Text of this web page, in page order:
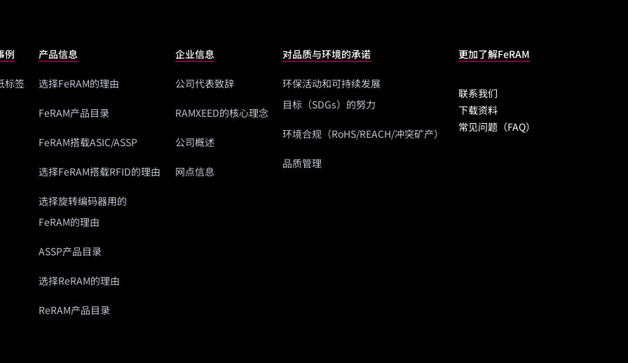
例
标签
产品信息
选择FeRAM的理由
FeRAM产品目录
FeRAM搭载ASIC/ASSP
选择FeRAM搭载RFID的理由
选择旋转编码器用的
FeRAM的理由
ASSP产品目录
选择ReRAM的理由
ReRAM产品目录
企业信息
公司代表致辞
RAMXEED的核心理念
公司概述
网点信息
对品质与环境的承诺
环保活动和可持续发展
目标（SDGs）的努力
环境合规（RoHS/REACH/冲突矿产）
品质管理
更加了解FeRAM
联系我们
下载资料
常见问题（FAQ）